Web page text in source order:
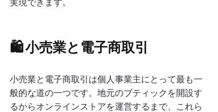
実現できます。
🛍️ 小売業と電子商取引
小売業と電子商取引は個人事業主にとって最も一
般的な道の一つです。地元のブティックを開設す
るからオンラインストアを運営するまで、これら